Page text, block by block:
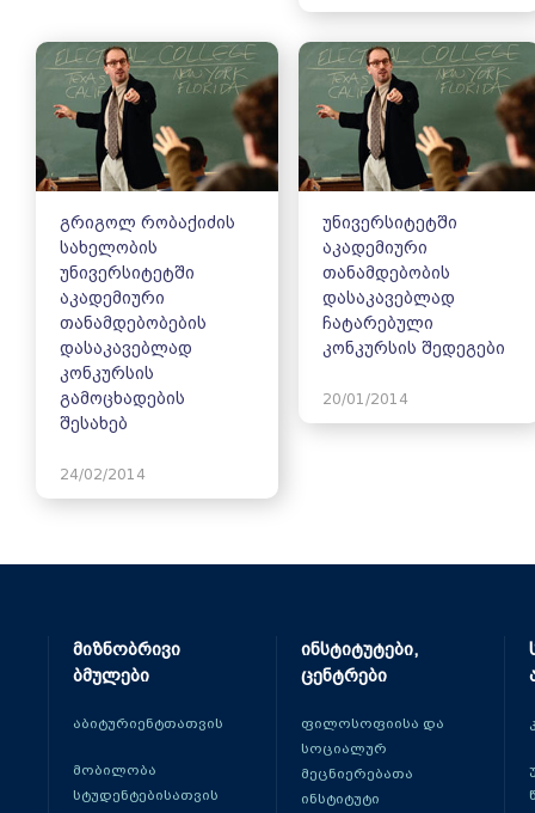
გრიგოლ რობაქიძის
სახელობის
უნივერსიტეტში
აკადემიური
თანამდებობების
დასაკავებლად
კონკურსის
გამოცხადების
შესახებ
24/02/2014
უნივერსიტეტში
აკადემიური
თანამდებობის
დასაკავებლად
ჩატარებული
კონკურსის შედეგები
20/01/2014
მიზნობრივი
ბმულები
აბიტურიენტთათვის
მობილობა
სტუდენტებისათვის
ინსტიტუტები,
ცენტრები
ფილოსოფიისა და
სოციალურ
მეცნიერებათა
ინსტიტუტი